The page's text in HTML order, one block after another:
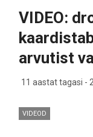
EHK
KÄEKELL
VIDEO:
arvutist
11 aastat tagasi -
VIDEOD